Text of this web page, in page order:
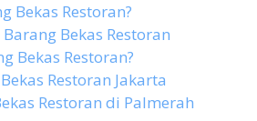
Bekas Restoran?
Bekas Restoran
Bekas Restoran?
Restoran Jakarta
Restoran di Palmerah